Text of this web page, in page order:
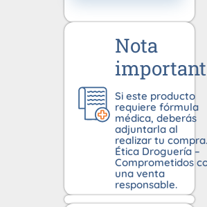
Nota
Si este producto
requiere fórmula
médica, deberás
adjuntarla al
realizar tu compra.
Ética Droguería –
Comprometidos
una venta
responsable.